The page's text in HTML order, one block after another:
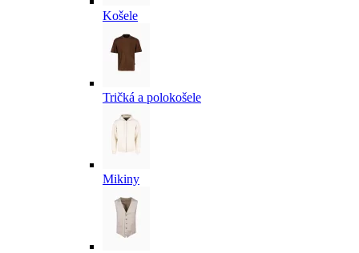
Košele
Tričká a polokošele
Mikiny